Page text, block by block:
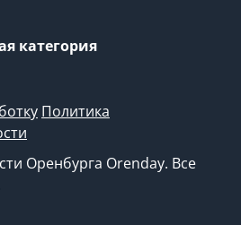
категория
Политика
Оренбурга Orenday. Все